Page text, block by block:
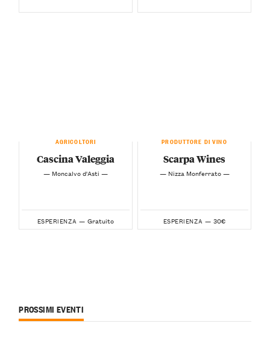
AGRICOLTORI
Cascina Valeggia
— Moncalvo d'Asti —
ESPERIENZA — Gratuito
PRODUTTORE DI VINO
Scarpa Wines
— Nizza Monferrato —
ESPERIENZA — 30€
PROSSIMI EVENTI